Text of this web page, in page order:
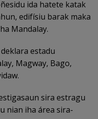
ida hatete katak
edifísiu barak maka
Mandalay.
estadu
Magway, Bago,
sira estragu
nian iha área sira-